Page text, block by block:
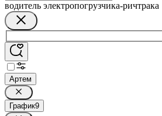
водитель электропогрузчика-ричтрака
Артем
График9